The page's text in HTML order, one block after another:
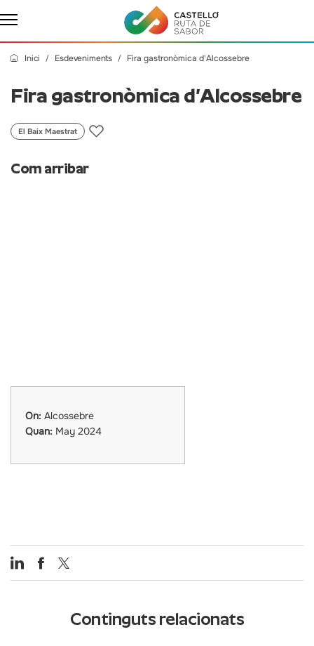
Inici Esdeveniments Fira gastronòmica d'Alcossebre
Fira gastronòmica d’Alcossebre
El Baix Maestrat
Com arribar
On: Alcossebre
Quan: May 2024
Continguts relacionats